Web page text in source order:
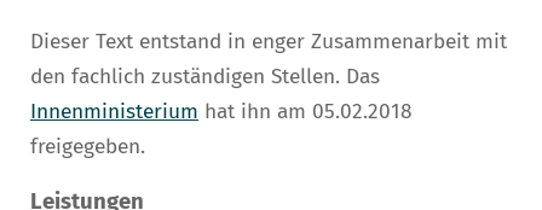
Dieser Text entstand in enger Zusammenarbeit mit
den fachlich zuständigen Stellen. Das
Innenministerium hat ihn am 05.02.2018
freigegeben.
Leistungen